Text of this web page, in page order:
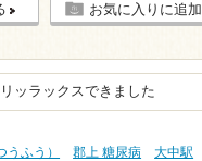
お気に入りに追加
ッラックスできました
うふう） 郡上 糖尿病 大中駅